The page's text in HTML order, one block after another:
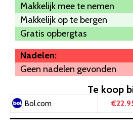
Makkelijk mee te nemen
Makkelijk op te bergen
Gratis opbergtas
Nadelen:
Geen nadelen gevonden
Te koop
Bol.com